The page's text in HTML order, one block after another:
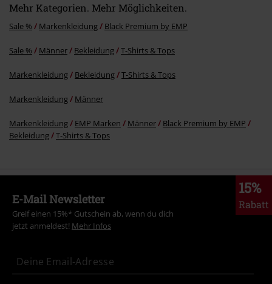
Mehr Kategorien. Mehr Möglichkeiten.
Sale % Markenkleidung Black Premium by EMP
Sale % Männer Bekleidung T-Shirts & Tops
Markenkleidung Bekleidung T-Shirts & Tops
Markenkleidung Männer
Markenkleidung EMP Marken Männer
Black Premium by EMP
Bekleidung
T-Shirts & Tops
15%
Rabatt
E-Mail Newsletter
Greif einen 15%* Gutschein ab, wenn du dich
jetzt anmeldest! Mehr Infos